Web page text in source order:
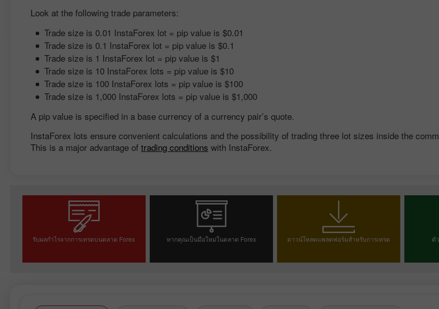
Look at the following trade parameters:
Trade size is 0.01 InstaForex lot = pip value is $0.01
Trade size is 0.1 InstaForex lot = pip value is $0.1
Trade size is 1 InstaForex lot = pip value is $1
Trade size is 10 InstaForex lots = pip value is $10
Trade size is 100 InstaForex lots = pip value is $100
Trade size is 1,000 InstaForex lots = pip value is $1,000
A pip value is specified in a base currency of a currency pair’s quote.
InstaForex lots ensure convenient calculations and the possibility of trading three lot sizes inside the
This is a major advantage of trading conditions with InstaForex.
รับผลกำไรจากการเทรดบนตลาด Forex หากคุณเป็นมือใหม่ในตลาด Forex ดาวน์โหลดแพลตฟอร์มสำหรับการเทรด ตั